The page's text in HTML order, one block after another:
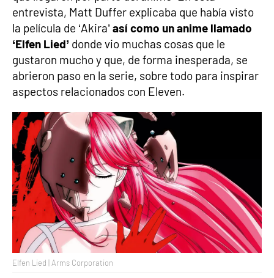
entrevista, Matt Duffer explicaba que había visto
la película de ‘Akira’ así como un anime llamado
‘Elfen Lied’ donde vio muchas cosas que le
gustaron mucho y que, de forma inesperada, se
abrieron paso en la serie, sobre todo para inspirar
aspectos relacionados con Eleven.
Elfen Lied | Arms Corporation